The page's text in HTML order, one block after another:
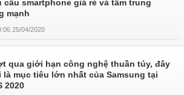
cầu smartphone giá rẻ và tầm trung
mạnh
25/04/2020
qua giới hạn công nghệ thuần túy, đây
là mục tiêu lớn nhất của Samsung tại
2020